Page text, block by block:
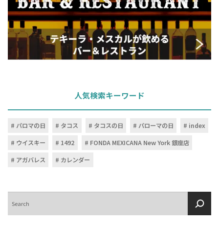
人気検索キーワード
パロマの日 タコス タコスの日 パローマの日
index
ウイスキー
1492
FONDA MEXICANA New York 銀座店
アガバレス
カレンダー
索